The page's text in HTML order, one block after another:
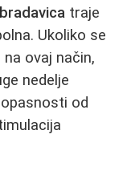
traje
Ukoliko se
na ovaj način,
nedelje
od